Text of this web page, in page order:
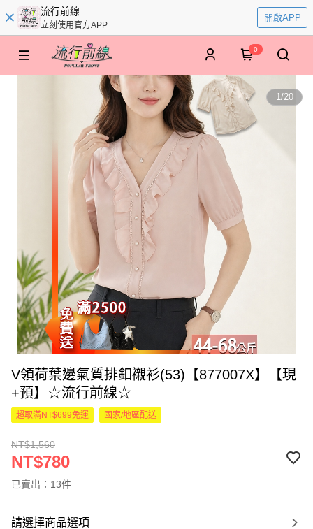
流行前線
立刻使用官方APP
開啟APP
0
1/20
V領荷葉邊氣質排釦襯衫(53)【877007X】【現
+預】☆流行前線☆
超取滿NT$699免運 國家/地區配送
NT$1,560
NT$780
已賣出：13件
請選擇商品選項